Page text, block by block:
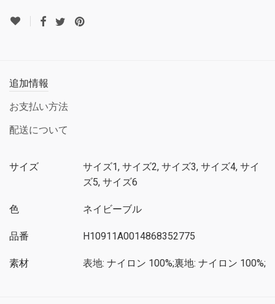
追加情報
お支払い方法
配送について
サイズ
サイズ1, サイズ2, サイズ3, サイズ4, サイ
ズ5, サイズ6
色 ネイビーブル
品番 H10911A0014868352775
素材 表地: ナイロン 100%;裏地: ナイロン 100%;